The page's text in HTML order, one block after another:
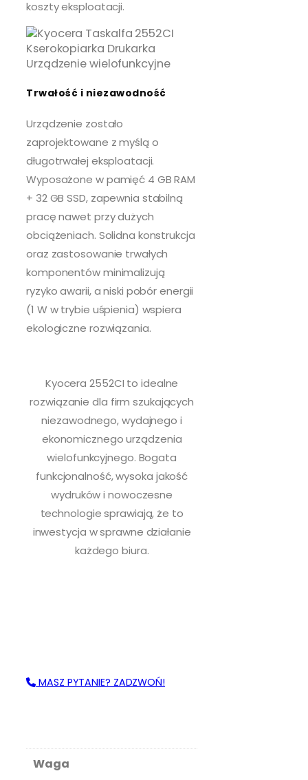
koszty eksploatacji.
Trwałość i niezawodność
Urządzenie zostało
zaprojektowane z myślą o
długotrwałej eksploatacji.
Wyposażone w pamięć 4 GB RAM
+ 32 GB SSD, zapewnia stabilną
pracę nawet przy dużych
obciążeniach. Solidna konstrukcja
oraz zastosowanie trwałych
komponentów minimalizują
ryzyko awarii, a niski pobór energii
(1 W w trybie uśpienia) wspiera
ekologiczne rozwiązania.
Kyocera 2552CI to idealne
rozwiązanie dla firm szukających
niezawodnego, wydajnego i
ekonomicznego urządzenia
wielofunkcyjnego. Bogata
funkcjonalność, wysoka jakość
wydruków i nowoczesne
technologie sprawiają, że to
inwestycja w sprawne działanie
każdego biura.
MASZ PYTANIE? ZADZWOŃ!
Waga